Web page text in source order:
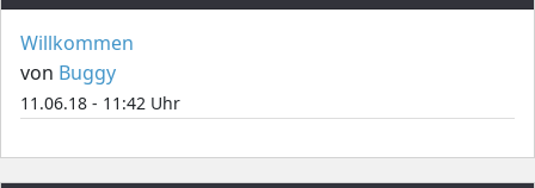
Willkommen
von Buggy
11.06.18 - 11:42 Uhr